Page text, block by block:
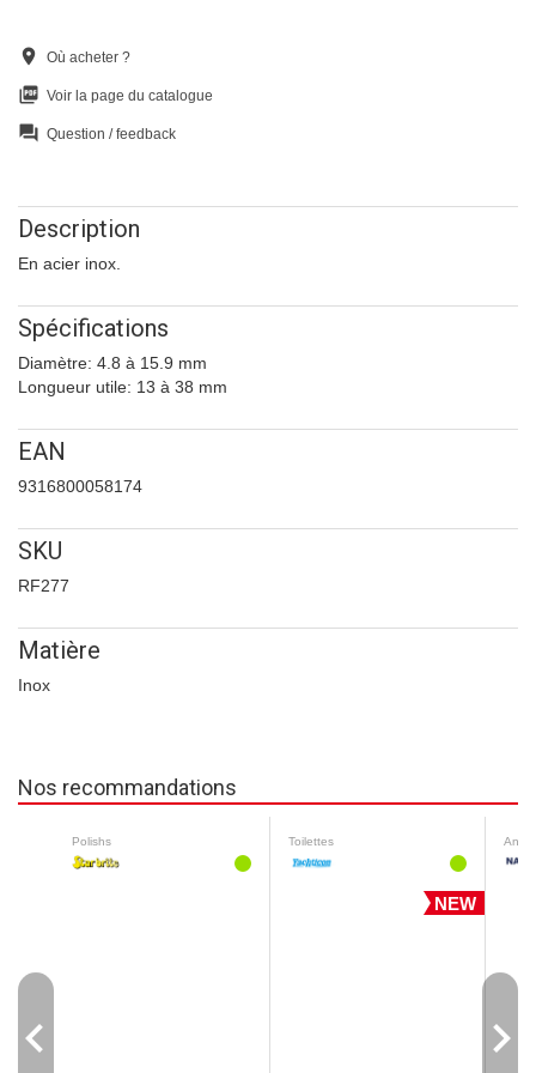
location_on Où acheter ?
picture_as_pdf Voir la page du catalogue
question_answer Question / feedback
Description
En acier inox.
Spécifications
Diamètre: 4.8 à 15.9 mm
Longueur utile: 13 à 38 mm
EAN
9316800058174
SKU
RF277
Matière
Inox
Nos recommandations
Polishs Toilettes
NEW
navigate_before navigate_next